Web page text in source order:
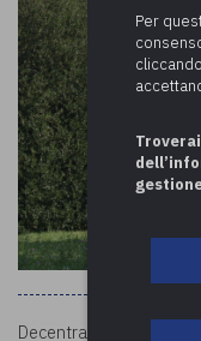
Decentrato rispetto alla
Per